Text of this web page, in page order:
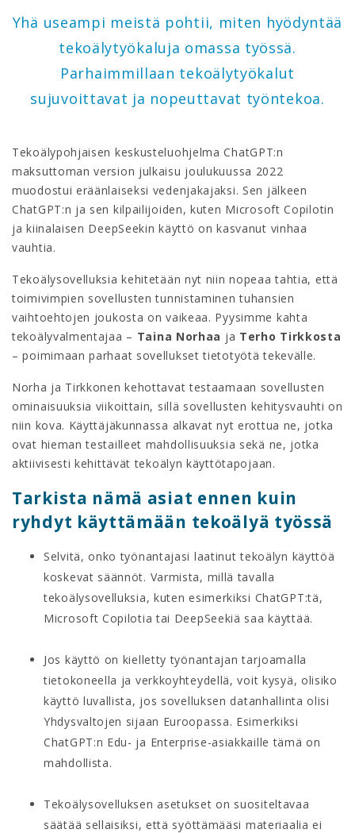
Yhä useampi meistä pohtii, miten hyödyntää
tekoälytyökaluja omassa työssä.
Parhaimmillaan tekoälytyökalut
sujuvoittavat ja nopeuttavat työntekoa.
Tekoälypohjaisen keskusteluohjelma ChatGPT:n
maksuttoman version julkaisu joulukuussa 2022
muodostui eräänlaiseksi vedenjakajaksi. Sen jälkeen
ChatGPT:n ja sen kilpailijoiden, kuten Microsoft Copilotin
ja kiinalaisen DeepSeekin käyttö on kasvanut vinhaa
vauhtia.
Tekoälysovelluksia kehitetään nyt niin nopeaa tahtia, että
toimivimpien sovellusten tunnistaminen tuhansien
vaihtoehtojen joukosta on vaikeaa. Pyysimme kahta
tekoälyvalmentajaa – Taina Norhaa ja Terho Tirkkosta
– poimimaan parhaat sovellukset tietotyötä tekevälle.
Norha ja Tirkkonen kehottavat testaamaan sovellusten
ominaisuuksia viikoittain, sillä sovellusten kehitysvauhti on
niin kova. Käyttäjäkunnassa alkavat nyt erottua ne, jotka
ovat hieman testailleet mahdollisuuksia sekä ne, jotka
aktiivisesti kehittävät tekoälyn käyttötapojaan.
Tarkista nämä asiat ennen kuin
ryhdyt käyttämään tekoälyä työssä
Selvitä, onko työnantajasi laatinut tekoälyn käyttöä
koskevat säännöt. Varmista, millä tavalla
tekoälysovelluksia, kuten esimerkiksi ChatGPT:tä,
Microsoft Copilotia tai DeepSeekiä saa käyttää.
Jos käyttö on kielletty työnantajan tarjoamalla
tietokoneella ja verkkoyhteydellä, voit kysyä, olisiko
käyttö luvallista, jos sovelluksen datanhallinta olisi
Yhdysvaltojen sijaan Euroopassa. Esimerkiksi
ChatGPT:n Edu- ja Enterprise-asiakkaille tämä on
mahdollista.
Tekoälysovelluksen asetukset on suositeltavaa
säätää sellaisiksi, että syöttämääsi materiaalia ei